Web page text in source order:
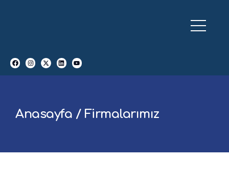
Anasayfa / Firmalarımız